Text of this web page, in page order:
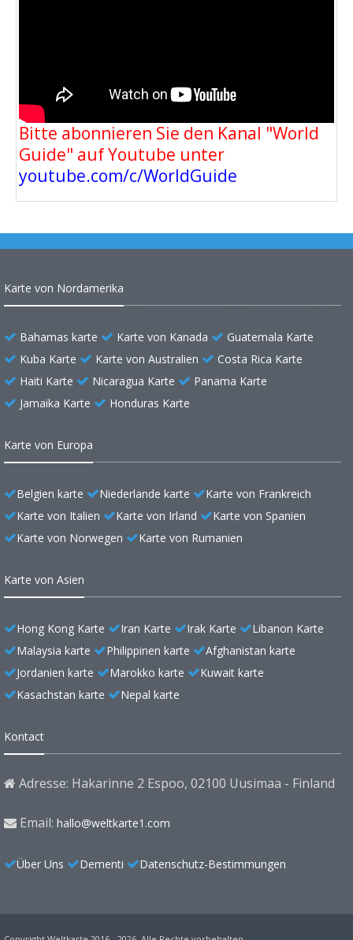
Bitte abonnieren Sie den Kanal "World
Guide" auf Youtube unter
youtube.com/c/WorldGuide
Karte von Nordamerika
Bahamas karte Karte von Kanada
Guatemala Karte
Kuba Karte
Karte von Australien
Costa Rica Karte
Haiti Karte
Nicaragua Karte
Panama Karte
Jamaika Karte
Honduras Karte
Karte von Europa
Belgien karte Niederlande karte
Karte von Frankreich
Karte von Italien
Karte von Irland
Karte von Spanien
Karte von Norwegen
Karte von Rumanien
Karte von Asien
Hong Kong Karte Iran Karte Irak Karte
Libanon Karte
Malaysia karte
Philippinen karte
Afghanistan karte
Jordanien karte
Marokko karte
Kuwait karte
Kasachstan karte
Nepal karte
Kontact
Adresse: Hakarinne 2 Espoo, 02100 Uusimaa - Finland
Email: hallo@weltkarte1.com
Über Uns Dementi Datenschutz-Bestimmungen